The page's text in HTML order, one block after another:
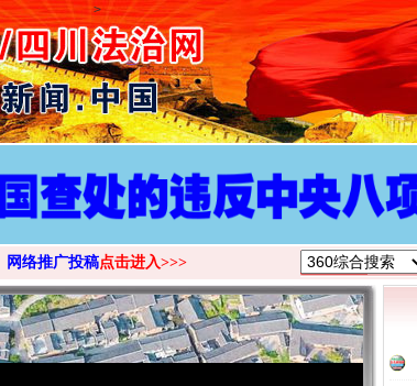
>
网络推广投稿点击进入>>>